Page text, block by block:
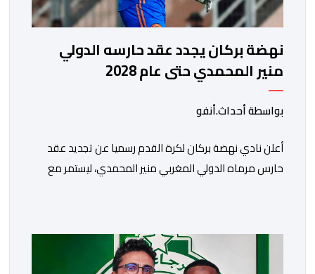
نهضة بركان يجدد عقد حارسه الدولي
منير المحمدي حتى عام 2028
بواسطة أحداث.أنفو
​أعلن نادي نهضة بركان لكرة القدم رسميا عن تجديد عقد
حارس مرماه الدولي المغربي منير المحمدي، ليستمر مع
الاجتماعي، مصحوبا بعبارة “الرحلة مستمرة”، في إشارة إلى
رغبة الإدارة في الحفاظ على ركائز الفريق والتعزيز من